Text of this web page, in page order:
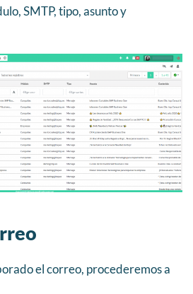
SMTP, tipo, asunto y
el correo, procederemos a